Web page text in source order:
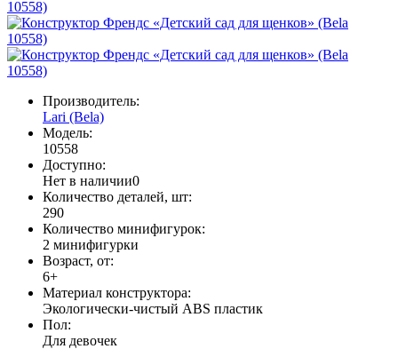
Производитель:
Lari (Bela)
Модель:
10558
Доступно:
Нет в наличии0
Количество деталей, шт:
290
Количество минифигурок:
2 минифигурки
Возраст, от:
6+
Материал конструктора:
Экологически-чистый ABS пластик
Пол:
Для девочек